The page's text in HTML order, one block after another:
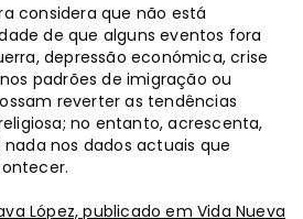
considera que não está
de que alguns eventos fora
depressão económica, crise
padrões de imigração ou
reverter as tendências
no entanto, acrescenta,
nos dados actuais que
López, publicado em Vida Nueva